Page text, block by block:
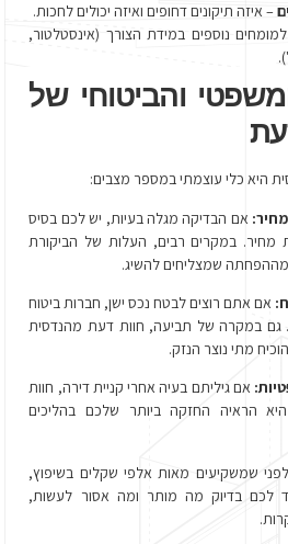
– איזה תיקונים דחופים ואיזה יכולים לחכות.
נוספים במידת הצורך (אינסטלטור,
והביטוחי של
היא כלי עוצמתי במספר מצבים:
אם הבדיקה מגלה בעיות, יש לכם בסיס
מחיר. במקרים רבים, העלות של הביקורת
אם אתם רוצים לבטח נכס ישן, חברות ביטוח
גם במקרה של תביעה, חוות דעת מהנדסית
מתי נוצר הנזק.
אם גיליתם בעיה אחרי קניית דירה, חוות
הראיה החזקה ביותר שלכם בהליכים
לפני שמשקיעים מאות אלפי שקלים בשיפוץ,
לכם בדיוק מה מותר ומה אסור לעשות,